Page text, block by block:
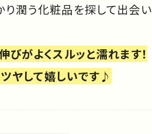
潤う化粧品を探して出会い
びがよくスルッと濡れます！
ヤして嬉しいです♪